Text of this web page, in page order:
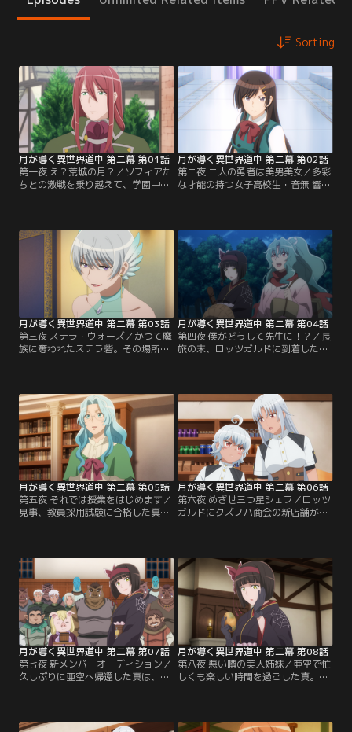
Sorting
月が導く異世界道中 第二幕 第01話
第一夜 え？荒城の月？／ソフィアた
ちとの激戦を乗り越えて、学園中央
2人は、一時別行動をすることに。
その最中、真はヒューマンの少女・
ラナと獣人の少年・エトと出会う。
彼女たちは“荒城の月”を名乗る盗賊
から故郷のタパ村を守ってくれと街
の者に訴えるものの…。
月が導く異世界道中 第二幕 第02話
第二夜 二人の勇者は美男美女／多彩
な才能の持つ女子高校生・音無 響。
る。突然の出来事に困惑しながらも
リミア王国へと降り立った響は、ナ
バール=ポーラーら王国の精鋭たち
とパーティーを結成。一同はさっそ
く魔族との戦いに挑むのだが……。
月が導く異世界道中 第二幕 第03話
第三夜 ステラ・ウォーズ／かつて魔
族に奪われたステラ砦。その場所を
果たした響と智樹だったが、智樹の
傲慢な態度が災いし、2人は打ち解
けられず、気まずい雰囲気になって
しまう。翌日、開戦すると入念な下
準備の甲斐があり、優位に戦いを進
めるヒューマン軍。
月が導く異世界道中 第二幕 第04話
第四夜 僕がどうして先生に！？／長
旅の末、ロッツガルドに到着した真
2人はロッツガルド中央学園の生徒
たちと料理屋で働く少女・ルリアが
揉めている場面に遭遇。周囲に冷め
た目を向けるルリアのことが気にな
った真は、彼女を助けるのだ
が……。
月が導く異世界道中 第二幕 第05話
第五夜 それでは授業をはじめます／
見事、教員採用試験に合格した真。
ち、迎えた初授業の日。真は生徒た
ちから舐められないよう、憎まれ役
を演じることにする。時を同じくし
て、巴はステラ砦をかけたヒューマ
ンと魔族の戦争中にできた湖・星湖
の調査に乗り出していた。
月が導く異世界道中 第二幕 第06話
第六夜 めざせ三つ星シェフ／ロッツ
ガルドにクズノハ商会の新店舗がオ
が、共に新たな問題が真の頭を悩ま
せていた。一方、星湖周辺の調査を
続ける巴とライム＝ラテのもとに、
智樹やグリト二ア帝国の一行が訪ね
て来る。彼らは、巴とライムが持つ
刀を珍しがり…。
月が導く異世界道中 第二幕 第07話
第七夜 新メンバーオーディション／
久しぶりに亜空へ帰還した真は、澪
後、星湖や智樹について巴から報告
月が導く異世界道中 第二幕 第08話
第八夜 悪い噂の美人姉妹／亜空で忙
しくも楽しい時間を過ごした真。一
ド店に顔を出してみる2人。主が不